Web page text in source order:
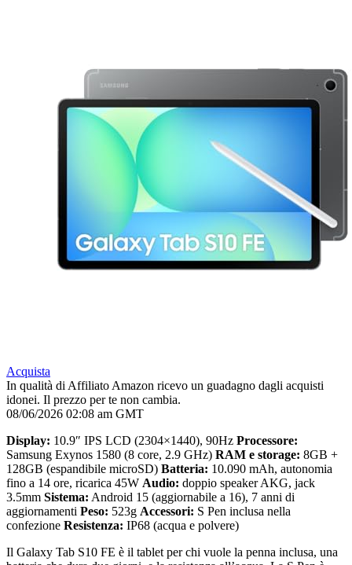
Acquista
In qualità di Affiliato Amazon ricevo un guadagno dagli acquisti
idonei. Il prezzo per te non cambia.
08/06/2026 02:08 am GMT
Display: 10.9″ IPS LCD (2304×1440), 90Hz Processore:
Samsung Exynos 1580 (8 core, 2.9 GHz) RAM e storage: 8GB +
128GB (espandibile microSD) Batteria: 10.090 mAh, autonomia
fino a 14 ore, ricarica 45W Audio: doppio speaker AKG, jack
3.5mm Sistema: Android 15 (aggiornabile a 16), 7 anni di
aggiornamenti Peso: 523g Accessori: S Pen inclusa nella
confezione Resistenza: IP68 (acqua e polvere)
Il Galaxy Tab S10 FE è il tablet per chi vuole la penna inclusa, una